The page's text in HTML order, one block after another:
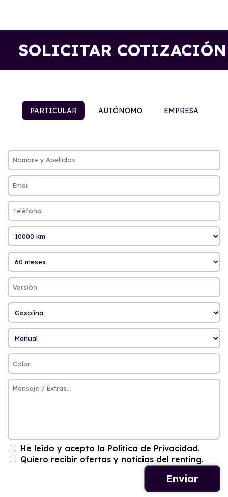
SOLICITAR COTIZACIÓN
PARTICULAR AUTÓNOMO EMPRESA
He leído y acepto la Política de Privacidad.
Quiero recibir ofertas y noticias del renting.